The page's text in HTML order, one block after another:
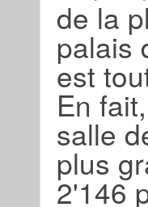
de la
palais
est
En
salle
plus
2'146